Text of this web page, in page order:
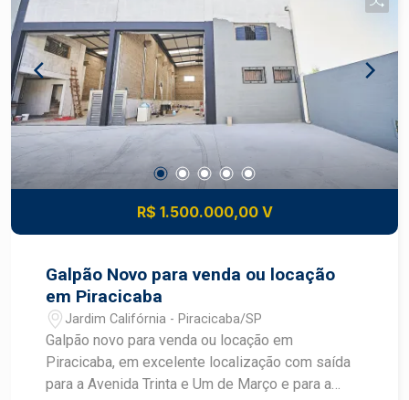
R$ 1.500.000,00 V
Galpão Novo para venda ou locação
em Piracicaba
Jardim Califórnia - Piracicaba/SP
Galpão novo para venda ou locação em
Piracicaba, em excelente localização com saída
para a Avenida Trinta e Um de Março e para a